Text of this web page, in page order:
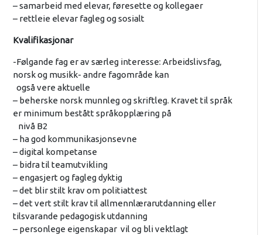
– samarbeid med elevar, føresette og kollegaer
– rettleie elevar fagleg og sosialt
Kvalifikasjonar
-Følgande fag er av særleg interesse: Arbeidslivsfag,
norsk og musikk- andre fagområde kan
også vere aktuelle
– beherske norsk munnleg og skriftleg. Kravet til språk
er minimum bestått språkopplæring på
nivå B2
– ha god kommunikasjonsevne
– digital kompetanse
– bidra til teamutvikling
– engasjert og fagleg dyktig
– det blir stilt krav om politiattest
– det vert stilt krav til allmennlærarutdanning eller
tilsvarande pedagogisk utdanning
– personlege eigenskapar vil og bli vektlagt